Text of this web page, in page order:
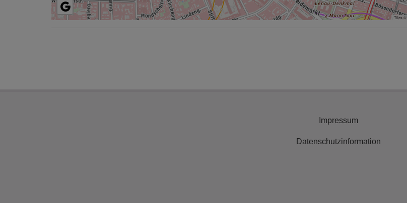
Tiles ©
Impressum
Datenschutzinformation